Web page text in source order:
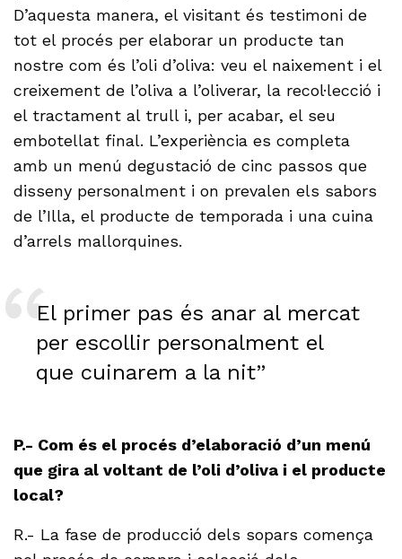
D’aquesta manera, el visitant és testimoni de
tot el procés per elaborar un producte tan
nostre com és l’oli d’oliva: veu el naixement i el
creixement de l’oliva a l’oliverar, la recol·lecció i
el tractament al trull i, per acabar, el seu
embotellat final. L’experiència es completa
amb un menú degustació de cinc passos que
disseny personalment i on prevalen els sabors
de l’Illa, el producte de temporada i una cuina
d’arrels mallorquines.
El primer pas és anar al mercat
per escollir personalment el
que cuinarem a la nit”
P.- Com és el procés d’elaboració d’un menú
que gira al voltant de l’oli d’oliva i el producte
local?
R.- La fase de producció dels sopars comença